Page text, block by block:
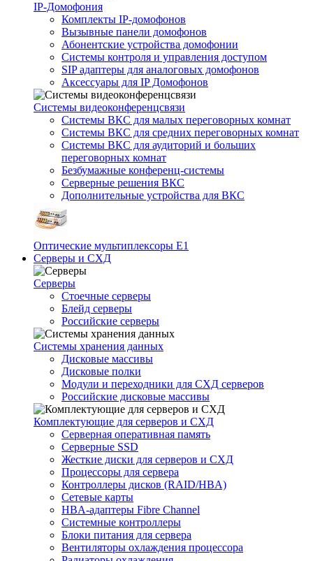
IP-Домофония
Комплекты IP-домофонов
Вызывные панели домофонов
Абонентские устройства домофонии
Системы контроля и управления доступом
SIP адаптеры для аналоговых домофонов
Аксессуары для IP Домофонов
Системы видеоконференцсвязи
Системы ВКС для малых переговорных комнат
Системы ВКС для средних переговорных комнат
Системы ВКС для аудиторий и больших
переговорных комнат
Безбумажные конференц-системы
Серверные решения ВКС
Дополнительные устройства для ВКС
Оптические мультиплексоры Е1
Серверы и СХД
Серверы
Стоечные серверы
Блейд серверы
Российские серверы
Системы хранения данных
Дисковые массивы
Дисковые полки
Модули и переходники для СХД серверов
Российские дисковые массивы
Комплектующие для серверов и СХД
Серверная оперативная память
Серверные SSD
Жесткие диски для серверов и СХД
Процессоры для сервера
Контроллеры дисков (RAID/HBA)
Сетевые карты
HBA-адаптеры Fibre Channel
Системные контроллеры
Блоки питания для сервера
Вентиляторы охлаждения процессора